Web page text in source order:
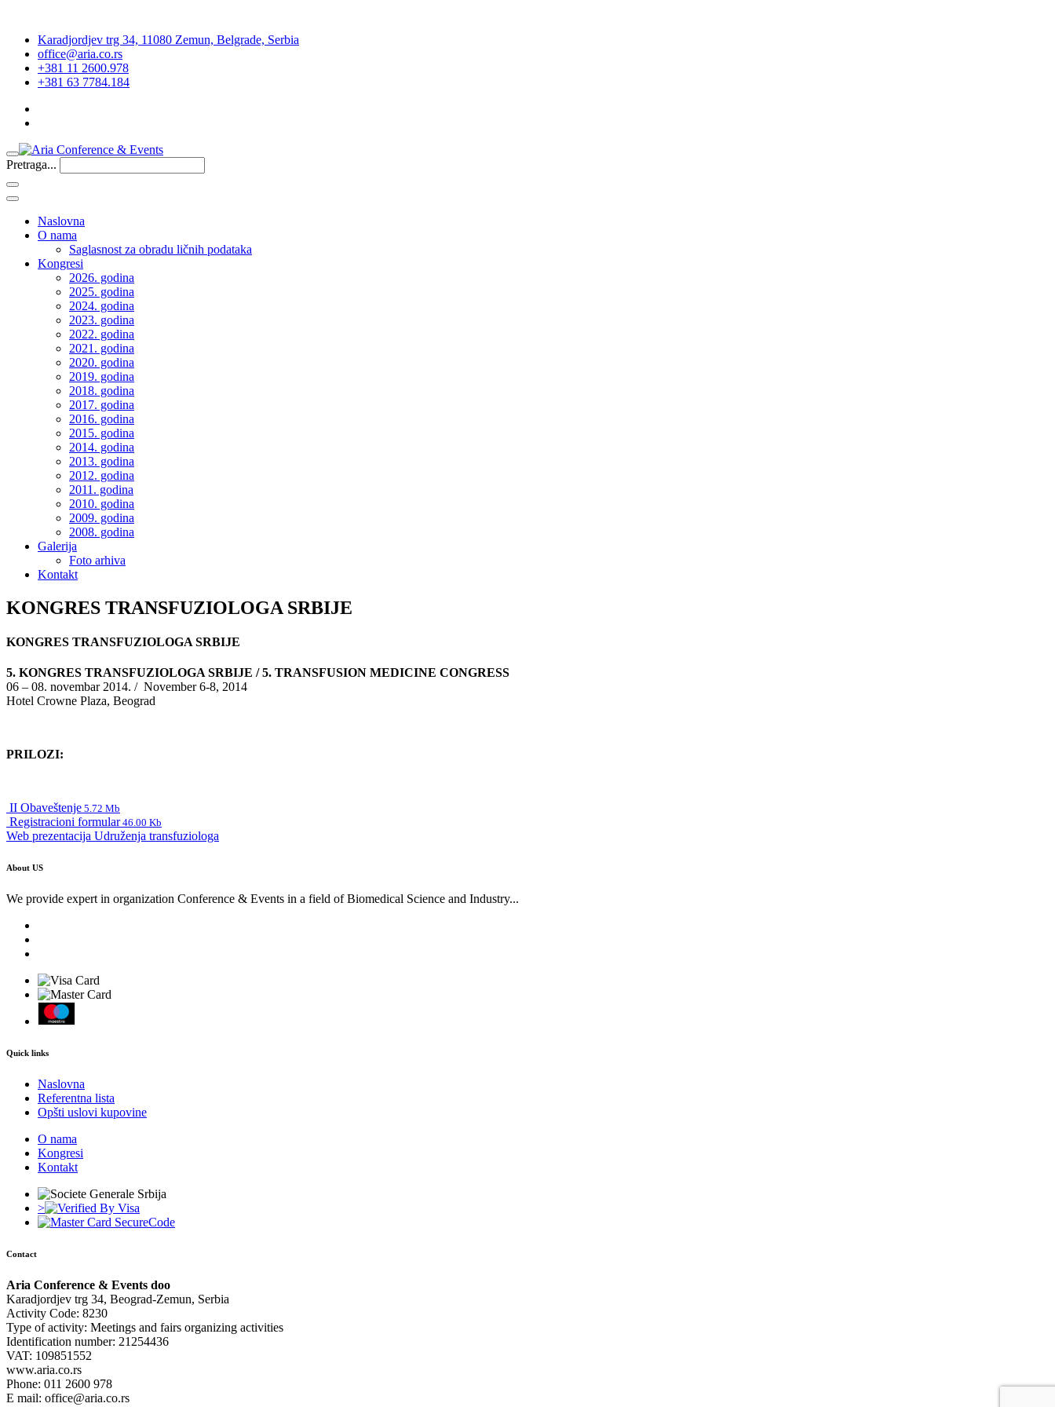
Karadjordjev trg 34, 11080 Zemun, Belgrade, Serbia
office@aria.co.rs
+381 11 2600.978
+381 63 7784.184
Pretraga...
Naslovna
O nama
Saglasnost za obradu ličnih podataka
Kongresi
2026. godina
2025. godina
2024. godina
2023. godina
2022. godina
2021. godina
2020. godina
2019. godina
2018. godina
2017. godina
2016. godina
2015. godina
2014. godina
2013. godina
2012. godina
2011. godina
2010. godina
2009. godina
2008. godina
Galerija
Foto arhiva
Kontakt
KONGRES TRANSFUZIOLOGA SRBIJE
KONGRES TRANSFUZIOLOGA SRBIJE
5. KONGRES TRANSFUZIOLOGA SRBIJE / 5. TRANSFUSION MEDICINE CONGRESS
06 – 08. novembar 2014. / November 6-8, 2014
Hotel Crowne Plaza, Beograd
PRILOZI:
II Obaveštenje 5.72 Mb
Registracioni formular46.00 Kb
Web prezentacija Udruženja transfuziologa
About US
We provide expert in organization Conference & Events in a field of Biomedical Science and Industry...
Quick links
Naslovna
Referentna lista
Opšti uslovi kupovine
O nama
Kongresi
Kontakt
>
Contact
Aria Conference & Events doo
Karadjordjev trg 34, Beograd-Zemun, Serbia
Activity Code: 8230
Type of activity: Meetings and fairs organizing activities
Identification number: 21254436
VAT: 109851552
www.aria.co.rs
Phone: 011 2600 978
E mail: office@aria.co.rs